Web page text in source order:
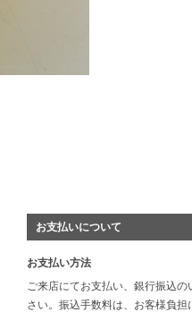
お支払いについて
お支払い方法
ご来店にてお支払い、銀行振込
さい。振込手数料は、お客様負担